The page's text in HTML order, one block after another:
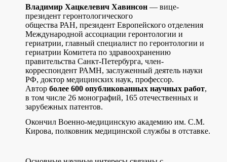
Владимир Хацкелевич Хавинсон — вице-
президент геронтологического
общества РАН, президент Европейского отделения
Международной ассоциации геронтологии и
гериатрии, главный специалист по геронтологии и
гериатрии Комитета по здравоохранению
правительства Санкт-Петербурга, член-
корреспондент РАМН, заслуженный деятель науки
РФ, доктор медицинских наук, профессор.
Автор более 600 опубликованных научных работ,
в том числе 26 монографий, 165 отечественных и
зарубежных патентов.
Окончил Военно-медицинскую академию им. С.М.
Кирова, полковник медицинской службы в отставке.
Лечебно-профилактические1
Фиточаи
Косметика Youth Gems
Косметика Revilab
Косметика Reviline
Anti-age complex NB
Серия для детей Little Collection
Зубная серия Revidont
Декоративная косметика.
Уход за телом и волосами
Здоровье животных
Комплексное применение
Регистрация
Личный кабинет
Статьи. Научное сотрудничество
=> Взаимодействие коротких пептидов...